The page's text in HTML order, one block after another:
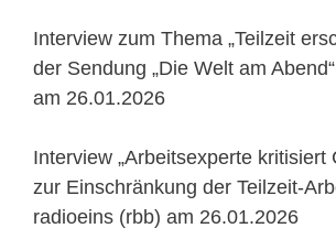
Interview zum Thema „Teilzeit
der Sendung „Die Welt am
am 26.01.2026
Interview „Arbeitsexperte kritisiert
zur Einschränkung der Teilzeit-
radioeins (rbb) am 26.01.2026